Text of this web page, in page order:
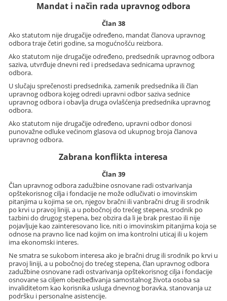
Mandat i način rada upravnog odbora
Član 38
Ako statutom nije drugačije određeno, mandat članova upravnog
odbora traje četiri godine, sa mogućnošću reizbora.
Ako statutom nije drugačije određeno, predsednik upravnog odbora
saziva, utvrđuje dnevni red i predsedava sednicama upravnog
odbora.
U slučaju sprečenosti predsednika, zamenik predsednika ili član
upravnog odbora kojeg odredi upravni odbor saziva sednice
upravnog odbora i obavlja druga ovlašćenja predsednika upravnog
odbora.
Ako statutom nije drugačije određeno, upravni odbor donosi
punovažne odluke većinom glasova od ukupnog broja članova
upravnog odbora.
Zabrana konflikta interesa
Član 39
Član upravnog odbora zadužbine osnovane radi ostvarivanja
opštekorisnog cilja i fondacije ne može odlučivati o imovinskim
pitanjima u kojima se on, njegov bračni ili vanbračni drug ili srodnik
po krvi u pravoj liniji, a u pobočnoj do trećeg stepena, srodnik po
tazbini do drugog stepena, bez obzira da li je brak prestao ili nije
pojavljuje kao zainteresovano lice, niti o imovinskim pitanjima koja se
odnose na pravno lice nad kojim on ima kontrolni uticaj ili u kojem
ima ekonomski interes.
Ne smatra se sukobom interesa ako je bračni drug ili srodnik po krvi u
pravoj liniji, a u pobočnoj do trećeg stepena, član upravnog odbora
zadužbine osnovane radi ostvarivanja opštekorisnog cilja i fondacije
osnovane sa ciljem obezbeđivanja samostalnog života osoba sa
invaliditetom kao korisnika usluga dnevnog boravka, stanovanja uz
podršku i personalne asistencije.